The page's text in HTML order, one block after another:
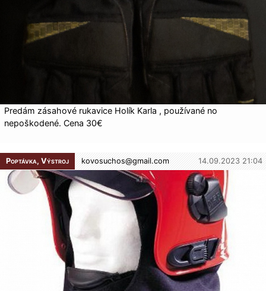
Predám zásahové rukavice Holík Karla , používané no
nepoškodené. Cena 30€
Poptávka, Výstroj kovosuchos@gmail.com 14.09.2023 21:04